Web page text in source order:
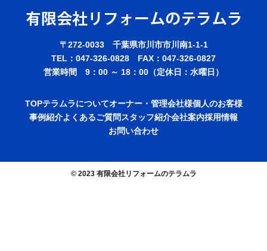
〒272-0033 千葉県市川市市川南1-1-1
TEL：047-326-0828 FAX：047-326-0827
営業時間 9：00 ～ 18：00（定休日：水曜日）
TOPテラムラについてオーナー・管理会社様個人のお客様
事例紹介よくあるご質問 スタッフ紹介会社案内採用情報
お問い合わせ
© 2023 有限会社リフォームのテラムラ